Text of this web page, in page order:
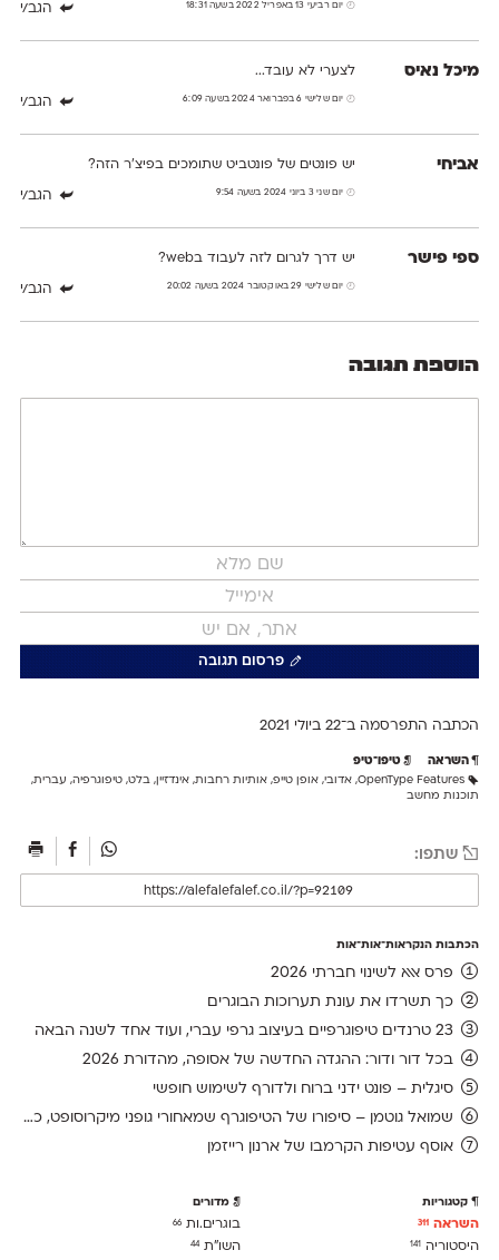
יום רביעי 13 באפריל 2022 בשעה 18:31 הגב/י
מיכל נאיס לצערי לא עובד...
יום שלישי 6 בפברואר 2024 בשעה 6:09 הגב/י
אביחי יש פונטים של פונטביט שתומכים בפיצ'ר הזה?
יום שני 3 ביוני 2024 בשעה 9:54 הגב/י
ספי פישר יש דרך לגרום לזה לעבוד בweb?
יום שלישי 29 באוקטובר 2024 בשעה 20:02 הגב/י
הוספת תגובה
פרסום תגובה
הכתבה התפרסמה ב־22 ב יולי 2021
השראה טיפו־טיפ
OpenType Features
, אדובי, אופן טייפ, אותיות רחבות, אינדזיין, בלט, טיפוגרפיה, עברית,
תוכנות מחשב
שתפו:
הכתבות הנקראות־אות־אות
פרס אאא לשינוי חברתי 2026
כך תשרדו את עונת תערוכות הבוגרים
23 טרנדים טיפוגרפיים בעיצוב גרפי עברי, ועוד אחד לשנה הבאה
בכל דור ודור: ההגדה החדשה של אסופה, מהדורת 2026
סיגלית – פונט ידני ברוח ולדורף לשימוש חופשי
שמואל גוטמן – סיפורו של הטיפוגרף שמאחורי גופני מיקרוסופט, כפי שנחשף בארכיון של נינתו
אוסף עטיפות הקרמבו של ארנון רייזמן
קטגוריות
השראה 311
היסטוריה 141
מדורים
בוגרים.ות66
השו״ת44